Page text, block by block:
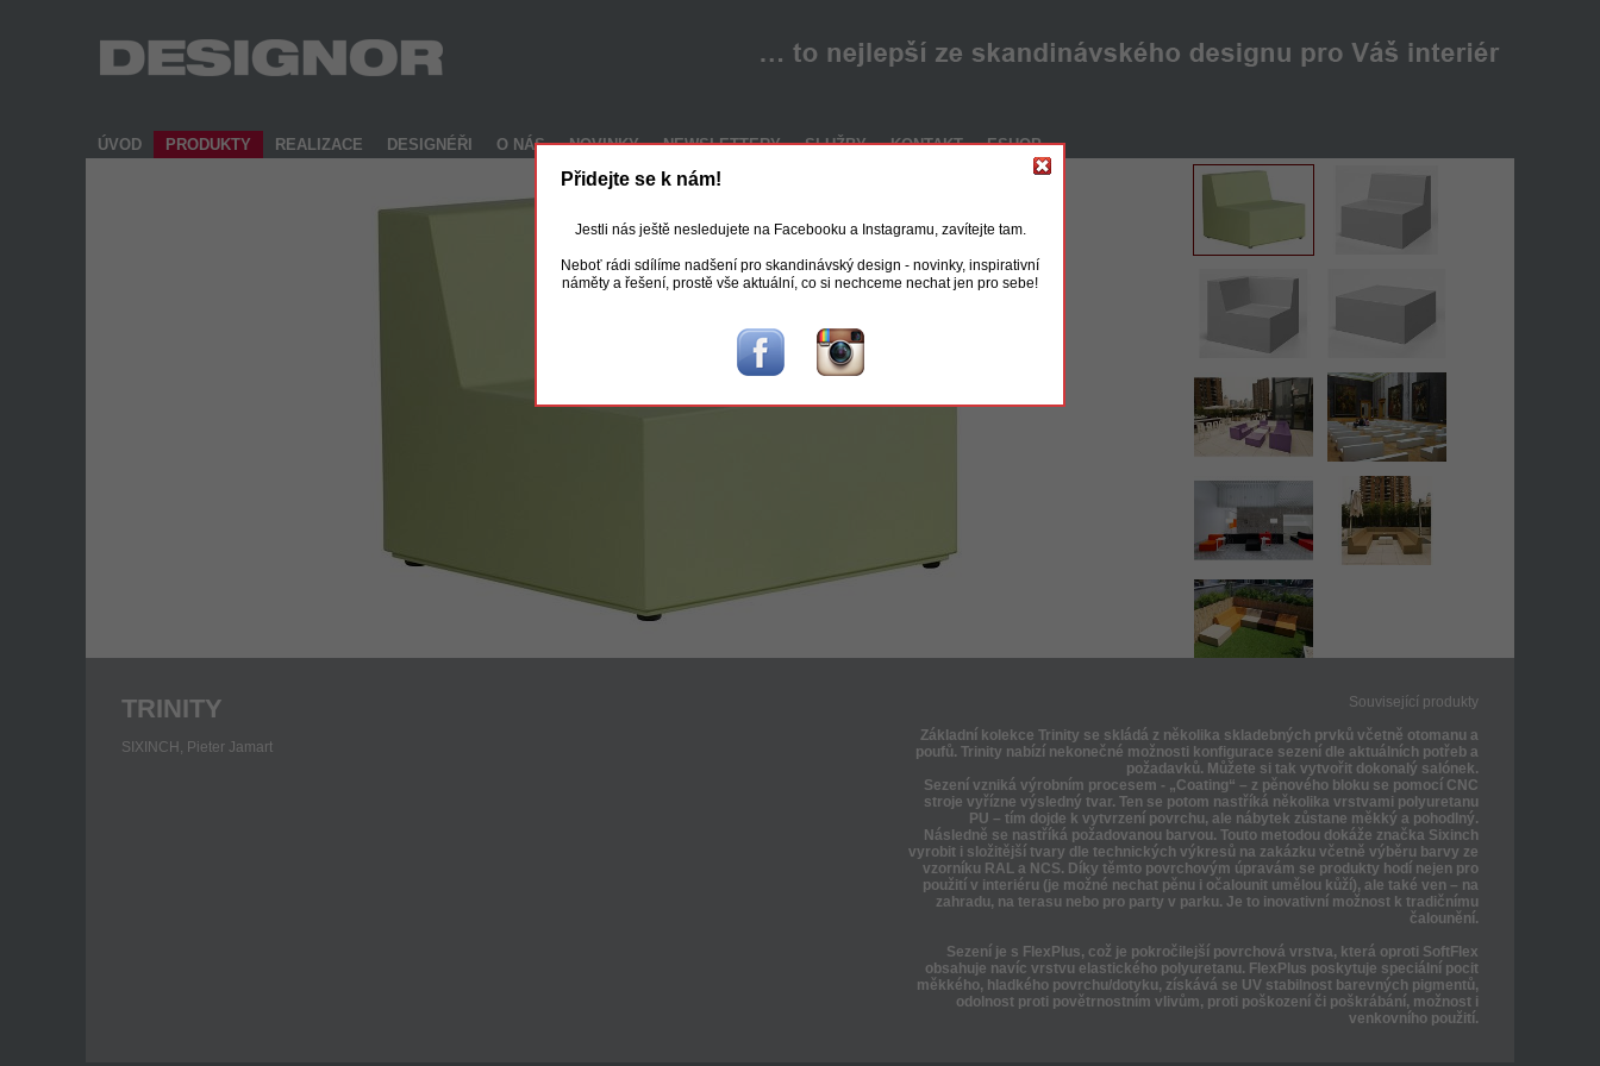
ÚVOD PRODUKTY REALIZACE DESIGNÉŘI O NÁS NOVINKY NEWSLETTERY SLUŽBY KONTAKT ESHOP
TRINITY
SIXINCH, Pieter Jamart
Související produkty
Základní kolekce Trinity se skládá z několika skladebných prvků včetně otomanu a
poufů. Trinity nabízí nekonečné možnosti konfigurace sezení dle aktuálních potřeb a
požadavků. Můžete si tak vytvořit dokonalý salónek.
Sezení vzniká výrobním procesem - „Coating“ – z pěnového bloku se pomocí CNC
stroje vyřízne výsledný tvar. Ten se potom nastříká několika vrstvami polyuretanu
PU – tím dojde k vytvrzení povrchu, ale nábytek zůstane měkký a pohodlný.
Následně se nastříká požadovanou barvou. Touto metodou dokáže značka Sixinch
vyrobit i složitější tvary dle technických výkresů na zakázku včetně výběru barvy ze
vzorníku RAL a NCS. Díky těmto povrchovým úpravám se produkty hodí nejen pro
použití v interiéru (je možné nechat pěnu i očalounit umělou kůží), ale také ven – na
zahradu, na terasu nebo pro party v parku. Je to inovativní možnost k tradičnímu
čalounění.
Sezení je s FlexPlus, což je pokročilejší povrchová vrstva, která oproti SoftFlex
obsahuje navíc vrstvu elastického polyuretanu. FlexPlus poskytuje speciální pocit
měkkého, hladkého povrchu/dotyku, získává se UV stabilnost barevných pigmentů,
odolnost proti povětrnostním vlivům, proti poškození či poškrábání, možnost i
venkovního použití.
Přidejte se k nám!
Jestli nás ještě nesledujete na Facebooku a Instagramu, zavítejte tam.
Neboť rádi sdílíme nadšení pro skandinávský design - novinky, inspirativní
náměty a řešení, prostě vše aktuální, co si nechceme nechat jen pro sebe!